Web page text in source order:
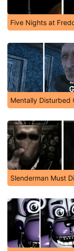
Five Nights at
Mentally Disturbed
Slenderman Must